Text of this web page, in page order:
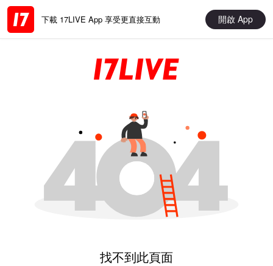
下載 17LIVE App 享受更直接互動 開啟 App
找不到此頁面